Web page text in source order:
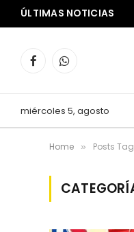
ÚLTIMAS NOTICIAS
FacebookWhatsApp
miércoles 5, agosto
Home » Posts